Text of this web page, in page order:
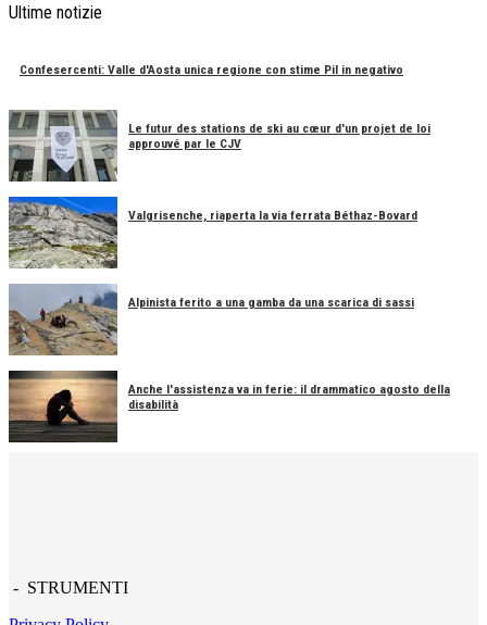
Ultime notizie
Confesercenti: Valle d'Aosta unica regione con stime Pil in negativo
Le futur des stations de ski au cœur d'un projet de loi
approuvé par le CJV
Valgrisenche, riaperta la via ferrata Béthaz-Bovard
Alpinista ferito a una gamba da una scarica di sassi
Anche l'assistenza va in ferie: il drammatico agosto della
disabilità
- STRUMENTI